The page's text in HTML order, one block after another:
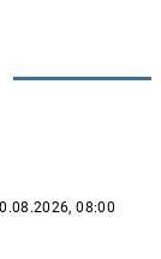
08:00